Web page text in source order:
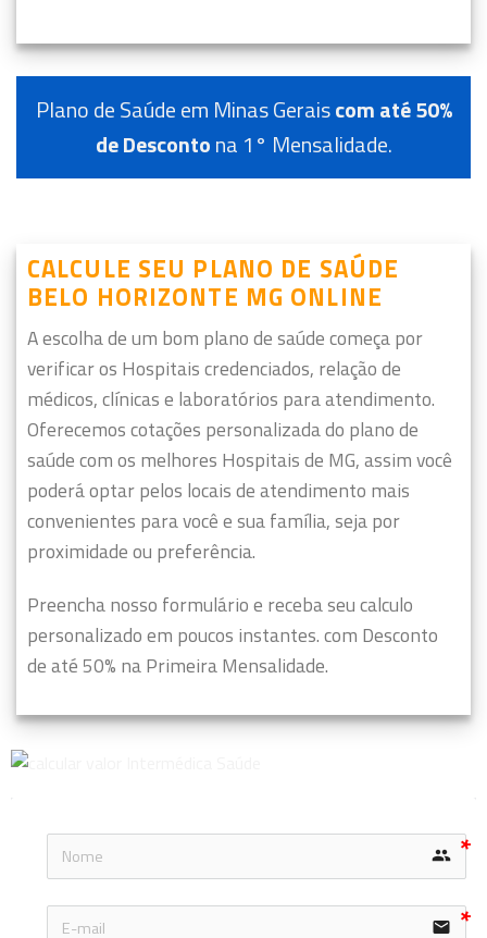
Plano de Saúde em Minas Geraiscom até 50%
de Descontona 1° Mensalidade.
CALCULE SEU PLANO DE SAÚDE
BELO HORIZONTE MG ONLINE
A escolha de um bom plano de saúde começa por
verificar os Hospitais credenciados, relação de
médicos, clínicas e laboratórios para atendimento.
Oferecemos cotações personalizada do plano de
saúde com os melhores Hospitais de MG, assim você
poderá optar pelos locais de atendimento mais
convenientes para você e sua família, seja por
proximidade ou preferência.
Preencha nosso formulário e receba seu calculo
personalizado em poucos instantes. com Desconto
de até 50% na Primeira Mensalidade.
group
email